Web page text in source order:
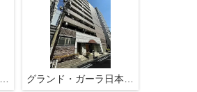
グランド・ガーラ日本橋兜町 グランド・ガーラ日本橋兜町